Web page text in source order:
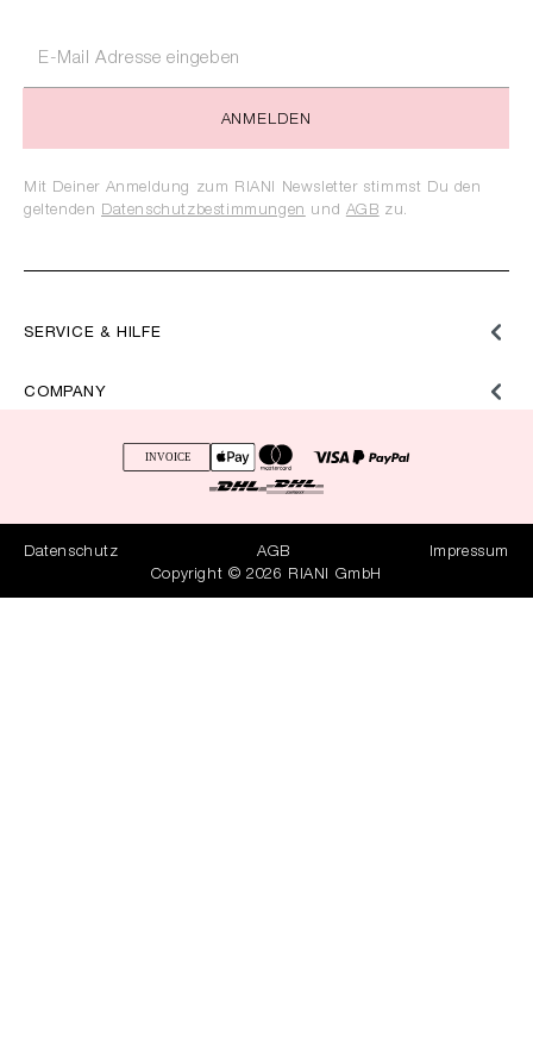
SERVICE & HILFE
COMPANY
ANMELDEN
Mit Deiner Anmeldung zum RIANI Newsletter stimmst Du den
geltenden Datenschutzbestimmungen und AGB zu.
Datenschutz AGB
Impressum
Copyright © 2026 RIANI GmbH